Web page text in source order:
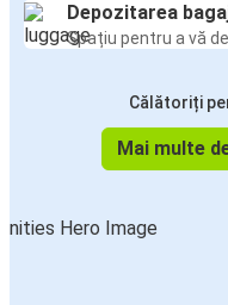
Depozitarea
Spațiu pentru a vă
Călătoriți
Mai multe